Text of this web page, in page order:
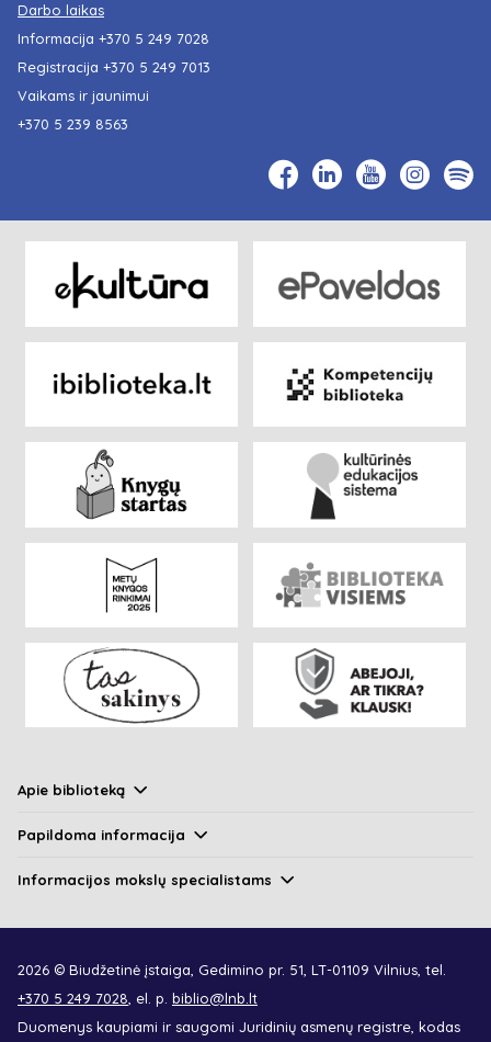
Darbo laikas
Informacija +370 5 249 7028
Registracija +370 5 249 7013
Vaikams ir jaunimui
+370 5 239 8563
Apie biblioteką
Papildoma informacija
Informacijos mokslų specialistams
2026 © Biudžetinė įstaiga, Gedimino pr. 51, LT-01109 Vilnius, tel.
+370 5 249 7028, el. p. biblio@lnb.lt
Duomenys kaupiami ir saugomi Juridinių asmenų registre, kodas